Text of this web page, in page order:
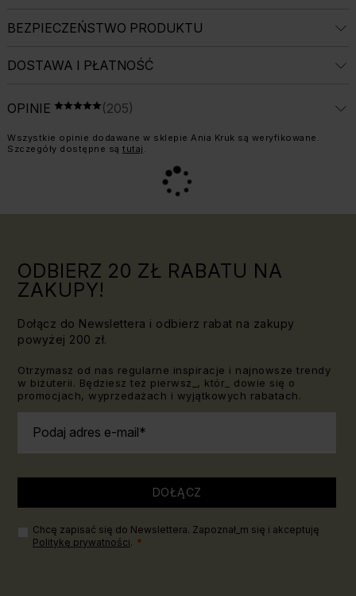
BEZPIECZEŃSTWO PRODUKTU
DOSTAWA I PŁATNOŚĆ
OPINIE OCENA 5 NA 5ŚREDNIA OCENA: 5 Z 5, LICZBA OPINII:
(205)
Informacja o weryfikacji opinii:
Wszystkie opinie dodawane w sklepie Ania Kruk są weryfikowane.
Szczegóły dostępne są tutaj .
ODBIERZ 20 ZŁ RABATU NA
ZAKUPY!
Dołącz do Newslettera i odbierz rabat na zakupy
powyżej 200 zł.
Otrzymasz od nas regularne inspiracje i najnowsze trendy
w biżuterii. Będziesz też pierwsz_, któr_ dowie się o
promocjach, wyprzedażach i wyjątkowych rabatach.
Podaj adres e-mail
DOŁĄCZ
Chcę zapisać się do Newslettera. Zapoznał_m się i akceptuję
Politykę prywatności.